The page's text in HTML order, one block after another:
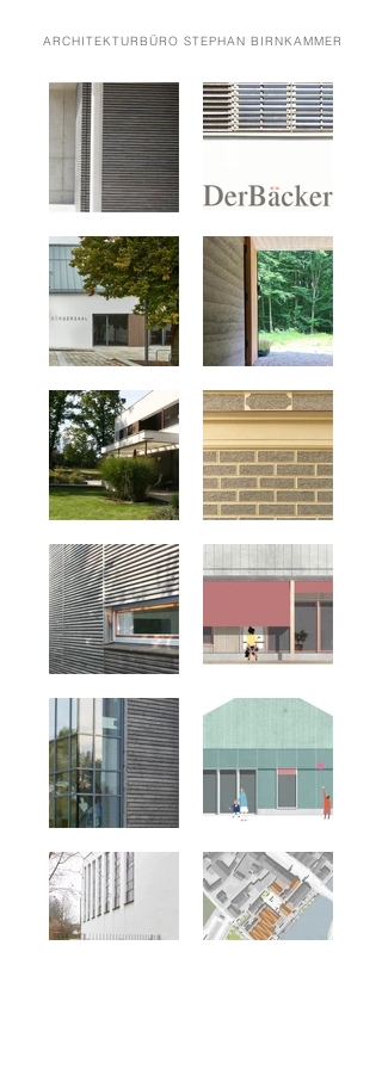
ARCHITEKTURBÜRO STEPHAN BIRNKAMMER